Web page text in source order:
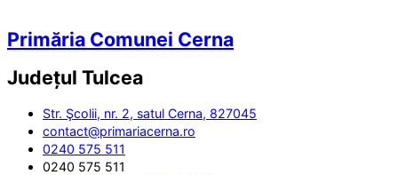
Primăria Comunei Cerna
Județul Tulcea
Str. Şcolii, nr. 2, satul Cerna, 827045
contact@primariacerna.ro
0240 575 511
0240 575 511